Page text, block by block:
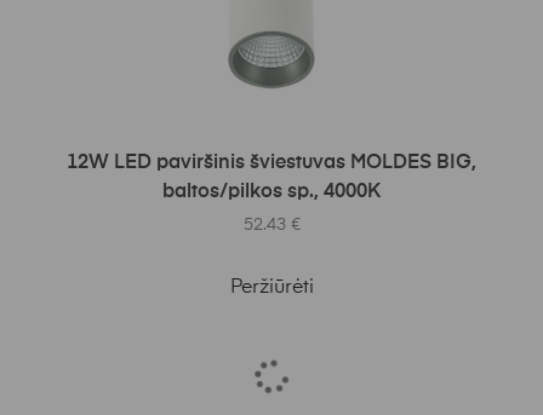
Į KREPŠELĮ
12W LED paviršinis šviestuvas MOLDES BIG,
baltos/pilkos sp., 4000K
52.43 €
Peržiūrėti